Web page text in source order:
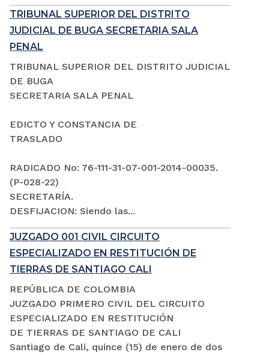
TRIBUNAL SUPERIOR DEL DISTRITO
JUDICIAL DE BUGA SECRETARIA SALA
PENAL
TRIBUNAL SUPERIOR DEL DISTRITO JUDICIAL
DE BUGA
SECRETARIA SALA PENAL
EDICTO Y CONSTANCIA DE
TRASLADO
RADICADO No: 76-111-31-07-001-2014-00035.
(P-028-22)
SECRETARÍA.
DESFIJACION: Siendo las...
JUZGADO 001 CIVIL CIRCUITO
ESPECIALIZADO EN RESTITUCIÓN DE
TIERRAS DE SANTIAGO CALI
REPÚBLICA DE COLOMBIA
JUZGADO PRIMERO CIVIL DEL CIRCUITO
ESPECIALIZADO EN RESTITUCIÓN
DE TIERRAS DE SANTIAGO DE CALI
Santiago de Cali, quince (15) de enero de dos